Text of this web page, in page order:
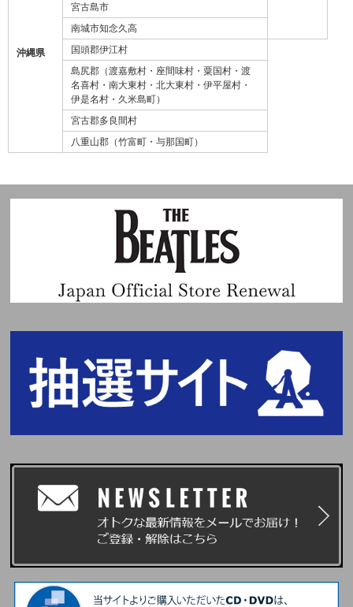
沖縄県
宮古島市
南城市知念久高
国頭郡伊江村
島尻郡（渡嘉敷村・座間味村・粟国村・渡
名喜村・南大東村・北大東村・伊平屋村・
伊是名村・久米島町）
宮古郡多良間村
八重山郡（竹富町・与那国町）